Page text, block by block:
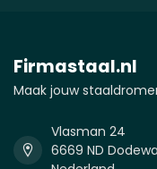
Firmastaal.nl
Maak jouw
Vlasman 24
6669 ND